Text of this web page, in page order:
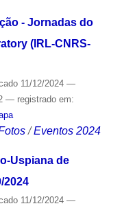
- Jornadas do
(IRL-CNRS-
11/12/2024 —
— registrado em:
/Eventos 2024
Uspiana de
2024
11/12/2024 —